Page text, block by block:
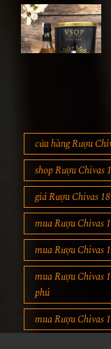
cửa hàng Rượu
shop Rượu
giá Rượu Chivas
mua Rượu Chivas
mua Rượu Chivas
mua Rượu Chivas
phú
mua Rượu Chivas